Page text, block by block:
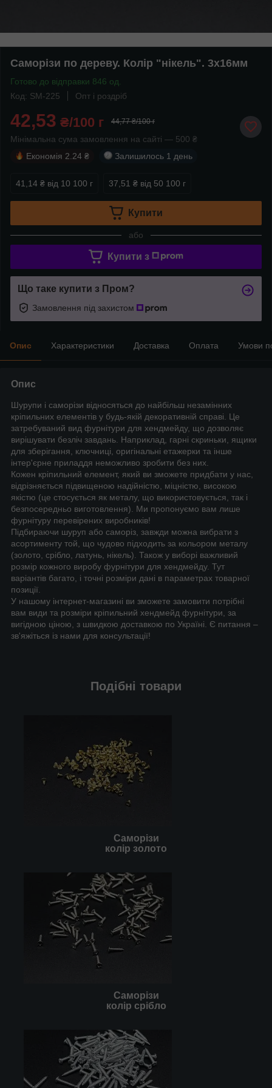
Саморізи по дереву. Колір "нікель". 3х16мм
Готово до відправки 846 од.
Код: SM-225
Опт і роздріб
42,53 ₴/100 г 44,77 ₴/100 г
Мінімальна сума замовлення на сайті — 500 ₴
Економія 2.24 ₴ Залишилось 1 день
41,14 ₴ від 10 100 г 37,51 ₴ від 50 100 г
Купити
або
Купити з
Що таке купити з Пром?
Замовлення під захистом
Опис Характеристики Доставка Оплата Умови
Опис
Шурупи і саморізи відносяться до найбільш незамінних
кріпильних елементів у будь-якій декоративній справі. Це
затребуваний вид фурнітури для хендмейду, що дозволяє
вирішувати безліч завдань. Наприклад, гарні скриньки, ящики
для зберігання, ключниці, оригінальні етажерки та інше
інтер'єрне приладдя неможливо зробити без них.
Кожен кріпильний елемент, який ви зможете придбати у нас,
відрізняється підвищеною надійністю, міцністю, високою
якістю (це стосується як металу, що використовується, так і
безпосередньо виготовлення). Ми пропонуємо вам лише
фурнітуру перевірених виробників!
Підбираючи шуруп або саморіз, завжди можна вибрати з
асортименту той, що чудово підходить за кольором металу
(золото, срібло, латунь, нікель). Також у виборі важливий
розмір кожного виробу фурнітури для хендмейду. Тут
варіантів багато, і точні розміри дані в параметрах товарної
позиції.
У нашому інтернет-магазині ви зможете замовити потрібні
вам види та розміри кріпильний хендмейд фурнітури, за
вигідною ціною, з швидкою доставкою по Україні. Є питання –
зв'яжіться із нами для консультації!
Подібні товари
Саморізи
колір золото
Саморізи
колір срібло